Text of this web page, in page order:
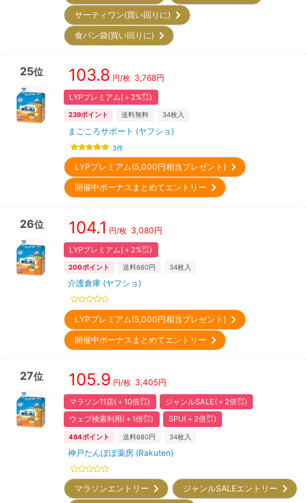
サーティワン(買い回りに)
食パン袋(買い回りに)
25位 103.8 円/枚 3,768円
LYPプレミアム(＋2%㌽)
239ポイント 送料無料 34枚入
まごころサポート (ヤフショ)
3件
LYPプレミアム(5,000円相当プレゼント)
開催中ボーナスまとめてエントリー
26位 104.1 円/枚 3,080円
LYPプレミアム(＋2%㌽)
200ポイント 送料660円 34枚入
介護倉庫 (ヤフショ)
LYPプレミアム(5,000円相当プレゼント)
開催中ボーナスまとめてエントリー
27位 105.9 円/枚 3,405円
マラソン11店(＋10倍㌽)
ジャンルSALE(＋2倍㌽)
ウェブ検索利用(＋1倍㌽)
SPU(＋2倍㌽)
484ポイント 送料680円 34枚入
神戸たんぽぽ薬房 (Rakuten)
マラソンエントリー
ジャンルSALEエントリー